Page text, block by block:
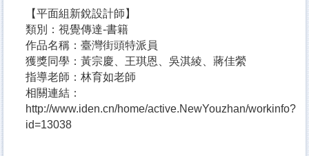
【平面組新銳設計師】
類別：視覺傳達-書籍
作品名稱：臺灣街頭特派員
獲獎同學：黃宗慶、王琪恩、吳淇綾、蔣佳縈
指導老師：林育如老師
相關連結：
http://www.iden.cn/home/active.NewYouzhan/workinfo?
id=13038